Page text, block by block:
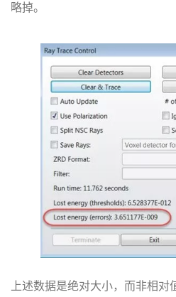
略掉。
上述数据是绝对大小，而非相